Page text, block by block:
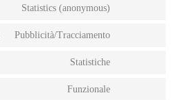
Statistics (anonymous)
Pubblicità/Tracciamento
Statistiche
Funzionale